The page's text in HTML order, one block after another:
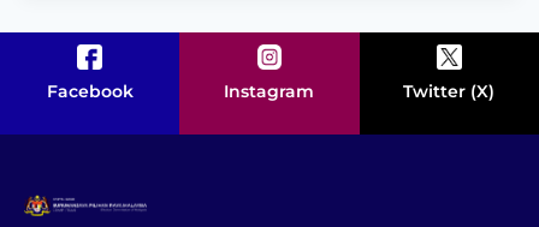
Facebook Instagram Twitter (X)